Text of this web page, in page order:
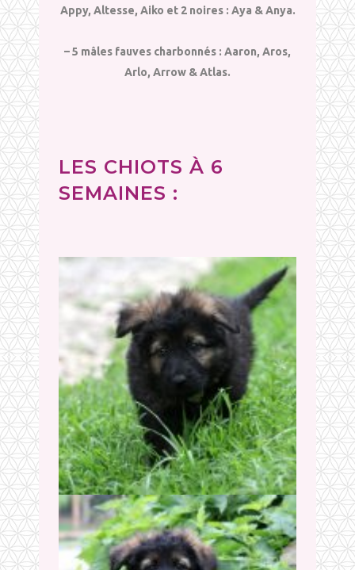
Appy, Altesse, Aiko et 2 noires : Aya & Anya.
– 5 mâles fauves charbonnés : Aaron, Aros,
Arlo, Arrow & Atlas.
LES CHIOTS À 6
SEMAINES :